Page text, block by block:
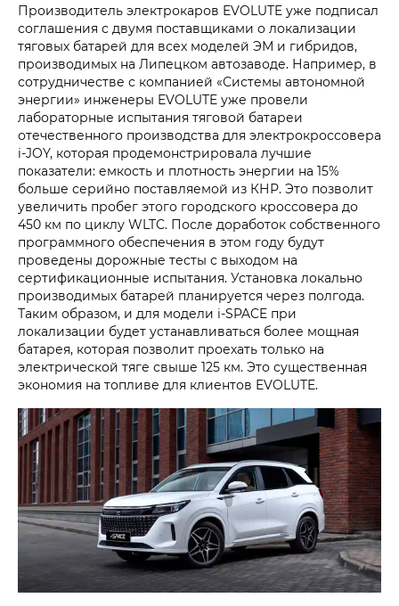
Производитель электрокаров EVOLUTE уже подписал
соглашения с двумя поставщиками о локализации
тяговых батарей для всех моделей ЭМ и гибридов,
производимых на Липецком автозаводе. Например, в
сотрудничестве с компанией «Системы автономной
энергии» инженеры EVOLUTE уже провели
лабораторные испытания тяговой батареи
отечественного производства для электрокроссовера
i‑JOY, которая продемонстрировала лучшие
показатели: емкость и плотность энергии на 15%
больше серийно поставляемой из КНР. Это позволит
увеличить пробег этого городского кроссовера до
450 км по циклу WLTC. После доработок собственного
программного обеспечения в этом году будут
проведены дорожные тесты с выходом на
сертификационные испытания. Установка локально
производимых батарей планируется через полгода.
Таким образом, и для модели i‑SPACE при
локализации будет устанавливаться более мощная
батарея, которая позволит проехать только на
электрической тяге свыше 125 км. Это существенная
экономия на топливе для клиентов EVOLUTE.